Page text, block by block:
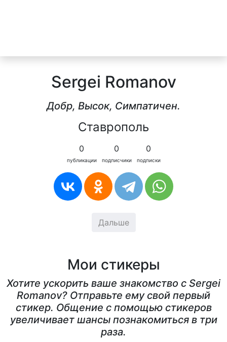
Sergei Romanov
Добр, Высок, Симпатичен.
Ставрополь
0
публикации
0
подписчики
0
подписки
Дальше
Мои стикеры
Хотите ускорить ваше знакомство с Sergei
Romanov? Отправьте ему свой первый
стикер. Общение с помощью стикеров
увеличивает шансы познакомиться в три
раза.